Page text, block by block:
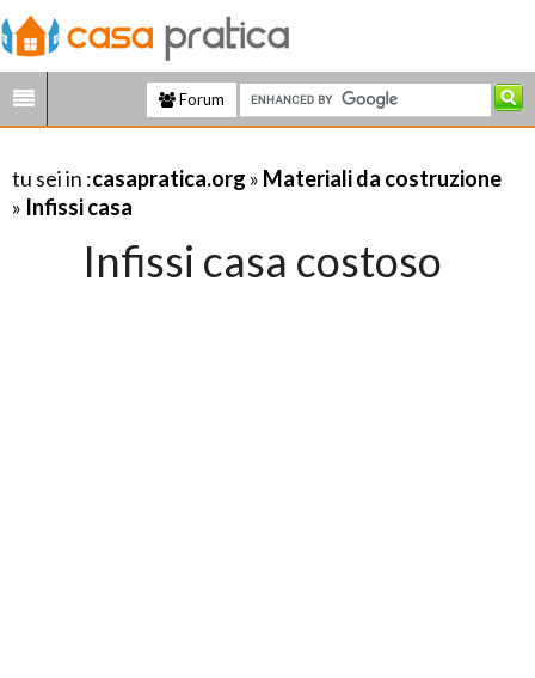
Forum
tu sei in :casapratica.org » Materiali da costruzione
» Infissi casa
Infissi casa costoso